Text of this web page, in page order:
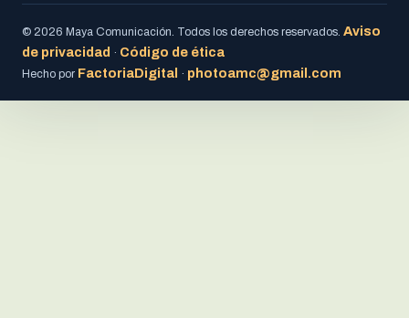
© 2026 Maya Comunicación. Todos los derechos reservados. Aviso
de privacidad · Código de ética
Hecho por FactoriaDigital · photoamc@gmail.com